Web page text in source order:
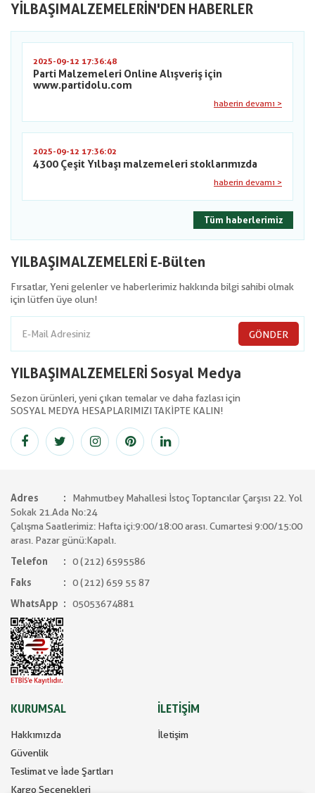
YILBAŞIMALZEMELERIN'DEN HABERLER
2025-09-12 17:36:48
Parti Malzemeleri Online Alışveriş için
www.partidolu.com
haberin devamı >
2025-09-12 17:36:02
4300 Çeşit Yılbaşı malzemeleri stoklarımızda
haberin devamı >
Tüm haberlerimiz
YILBAŞIMALZEMELERİ E-Bülten
Fırsatlar, Yeni gelenler ve haberlerimiz hakkında bilgi sahibi olmak
için lütfen üye olun!
GÖNDER
YILBAŞIMALZEMELERİ Sosyal Medya
Sezon ürünleri, yeni çıkan temalar ve daha fazlası için
SOSYAL MEDYA HESAPLARIMIZI TAKİPTE KALIN!
Adres
Mahmutbey Mahallesi İstoç Toptancılar Çarşısı 22. Yol
Sokak 21.Ada No:24
Çalışma Saatlerimiz: Hafta içi:9:00/18:00 arası. Cumartesi 9:00/15:00
arası. Pazar günü:Kapalı.
Telefon
0 (212) 6595586
Faks
0 (212) 659 55 87
WhatsApp
05053674881
KURUMSAL
Hakkımızda
Güvenlik
Teslimat ve İade Şartları
Kargo Seçenekleri
İLETİŞİM
İletişim